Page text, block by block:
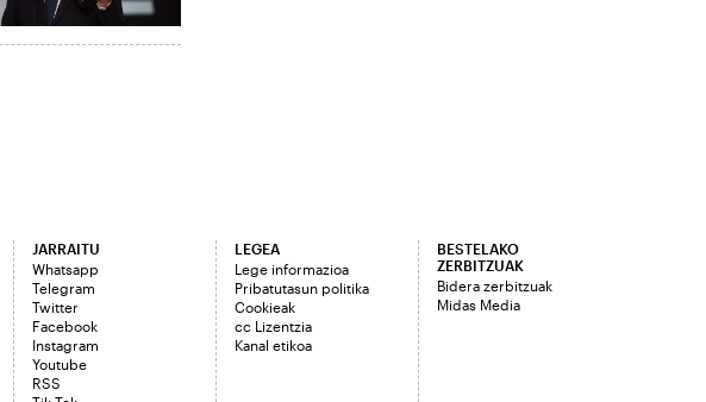
JARRAITU
Whatsapp
Telegram
Twitter
Facebook
Instagram
Youtube
RSS
LEGEA
Lege informazioa
Pribatutasun politika
Cookieak
cc Lizentzia
Kanal etikoa
BESTELAKO
ZERBITZUAK
Bidera zerbitzuak
Midas Media